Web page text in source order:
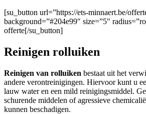
[su_button url=”https://ets-minnaert.be/
background=”#204e99″ size=”5″
offerte[/su_button]
Reinigen rolluiken
Reinigen van rolluiken bestaat uit het
andere verontreinigingen. Hiervoor kunt u
lauw water en een mild reinigingsmiddel.
schurende middelen of agressieve
kunnen beschadigen.